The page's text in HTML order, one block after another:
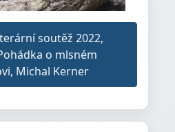
soutěž 2022,
o mlsném
Michal Kerner